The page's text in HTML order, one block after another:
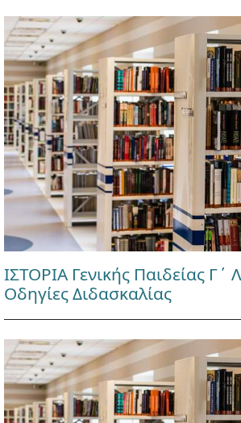
ΙΣΤΟΡΙΑ Γενικής Παιδείας Γ΄
Οδηγίες Διδασκαλίας